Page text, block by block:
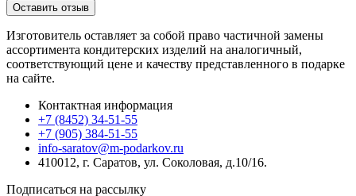
Оставить отзыв
Изготовитель оставляет за собой право частичной замены
ассортимента кондитерских изделий на аналогичный,
соответствующий цене и качеству представленного в подарке
на сайте.
Контактная информация
+7 (8452) 34-51-55
+7 (905) 384-51-55
info-saratov@m-podarkov.ru
410012, г. Саратов, ул. Соколовая, д.10/16.
Подписаться на рассылку